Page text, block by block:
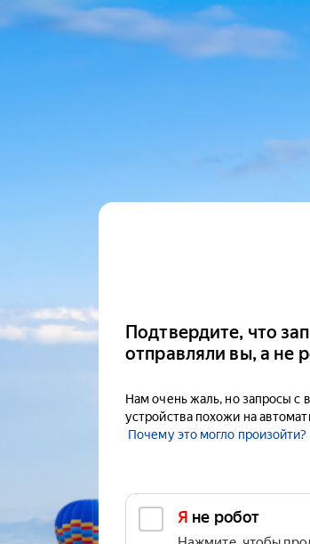
Подтвердите, что
отправляли вы, а не
Нам очень жаль, но запросы с
устройства похожи на
Почему это могло произойти?
Я не робот